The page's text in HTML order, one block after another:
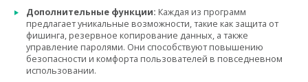
Дополнительные функции: Каждая из программ
предлагает уникальные возможности, такие как защита от
фишинга, резервное копирование данных, а также
управление паролями. Они способствуют повышению
безопасности и комфорта пользователей в повседневном
использовании.